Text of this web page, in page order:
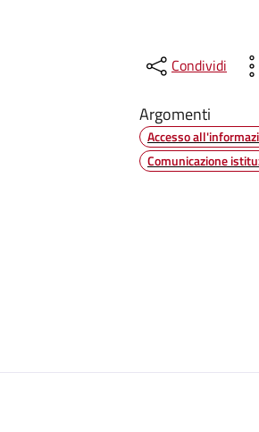
Condividi
Argomenti
Accesso
Comunicazione